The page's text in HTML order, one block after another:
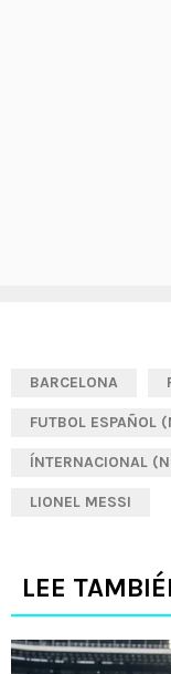
BARCELONA
FUTBOL ESPAÑOL
ÍNTERNACIONAL
LIONEL MESSI
LEE